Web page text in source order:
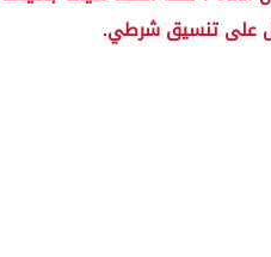
على تنسيق شرطي.